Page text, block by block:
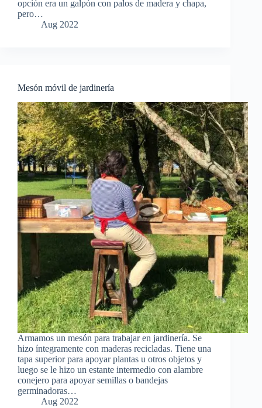
opción era un galpón con palos de madera y chapa,
pero…
Aug 2022
Mesón móvil de jardinería
Armamos un mesón para trabajar en jardinería. Se
hizo íntegramente con maderas recicladas. Tiene una
tapa superior para apoyar plantas u otros objetos y
luego se le hizo un estante intermedio con alambre
conejero para apoyar semillas o bandejas
germinadoras…
Aug 2022